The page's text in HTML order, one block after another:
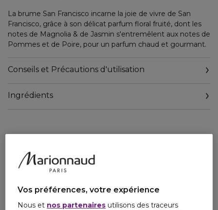
La brume San Francisco incarne la joie de vivre de San
Francisco, grâce à son délicat parfum floral fruité, dont les
notes de Magnolia & de Jasmin s'entremêlent aux notes de
Pommes et de Poire, pour un parfum chaud et gourmant.
Conseils et Précautions d'utilisation
Ingrédients
Vos préférences, votre expérience
Nous et nos partenaires utilisons des traceurs